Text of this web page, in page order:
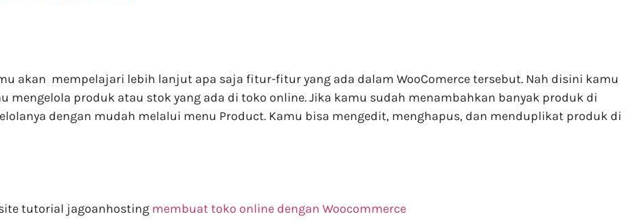
akan mempelajari lebih lanjut apa saja fitur-fitur yang ada dalam WooComerce tersebut. Nah disini kamu
produk atau stok yang ada di toko online. Jika kamu sudah menambahkan banyak produk di
dengan mudah melalui menu Product. Kamu bisa mengedit, menghapus, dan menduplikat produk di
tutorial jagoanhosting membuat toko online dengan Woocommerce